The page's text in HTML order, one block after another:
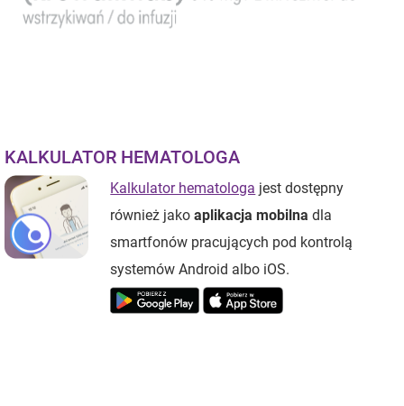
KALKULATOR HEMATOLOGA
Kalkulator hematologa jest dostępny
również jakoaplikacja mobilna dla
smartfonów pracujących pod kontrolą
systemów Android albo iOS.